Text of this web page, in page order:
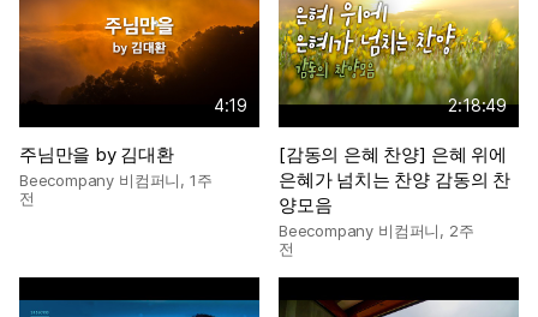
4:19
주님만을 by 김대환
Beecompany 비컴퍼니, 1주
전
2:18:49
[감동의 은혜 찬양] 은혜 위에
은혜가 넘치는 찬양 감동의 찬
양모음
Beecompany 비컴퍼니, 2주
전